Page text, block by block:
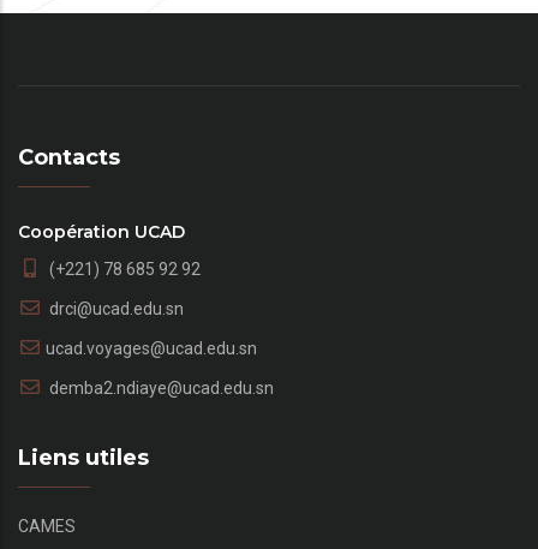
Contacts
Coopération UCAD
(+221) 78 685 92 92
drci@ucad.edu.sn
ucad.voyages@ucad.edu.sn
demba2.ndiaye@ucad.edu.sn
Liens utiles
CAMES